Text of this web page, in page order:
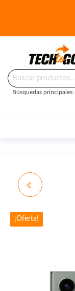
Tech
To
Celulares
&
Accesorios
Búsquedas principales:
¡Oferta!